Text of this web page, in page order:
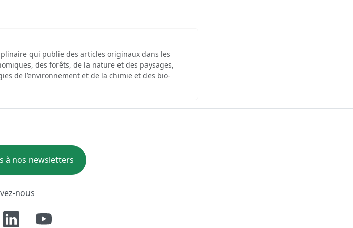
qui publie des articles originaux dans les
des forêts, de la nature et des paysages,
de l’environnement et de la chimie et des bio-
à nos newsletters
nous